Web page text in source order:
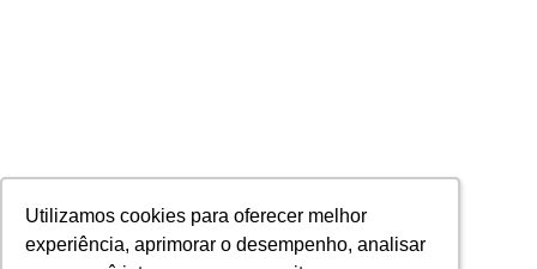
Utilizamos cookies para oferecer melhor
experiência, aprimorar o desempenho, analisar
Utilizamos cookies para oferecer melhor
experiência, aprimorar o desempenho, analisar